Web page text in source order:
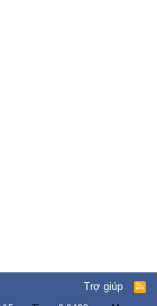
Trợ giúp
R